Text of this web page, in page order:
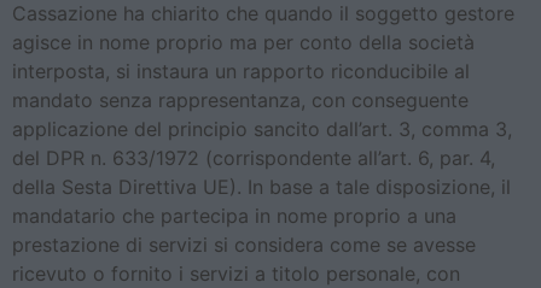
Cassazione ha chiarito che quando il soggetto gestore
agisce in nome proprio ma per conto della società
interposta, si instaura un rapporto riconducibile al
mandato senza rappresentanza, con conseguente
applicazione del principio sancito dall’art. 3, comma 3,
del DPR n. 633/1972 (corrispondente all’art. 6, par. 4,
della Sesta Direttiva UE). In base a tale disposizione, il
mandatario che partecipa in nome proprio a una
prestazione di servizi si considera come se avesse
ricevuto o fornito i servizi a titolo personale, con